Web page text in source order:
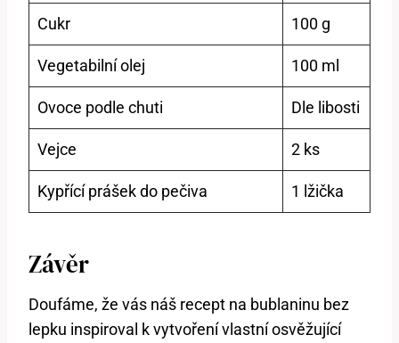
Cukr 100 g
Vegetabilní olej 100 ml
Ovoce podle chuti Dle libosti
Vejce 2 ks
Kypřící prášek do pečiva 1 lžička
Závěr
Doufáme, že vás náš recept na bublaninu bez
lepku inspiroval k vytvoření vlastní osvěžující